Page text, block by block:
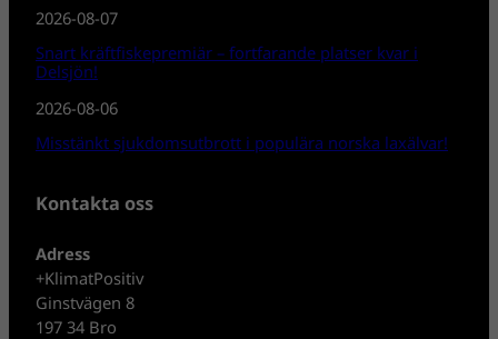
2026-08-07
Snart kräftfiskepremiär – fortfarande platser kvar i
Delsjön!
2026-08-06
Misstänkt sjukdomsutbrott i populära norska laxälvar!
Kontakta oss
Adress
+KlimatPositiv
Ginstvägen 8
197 34 Bro